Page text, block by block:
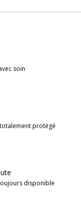
soin
protégé
disponible